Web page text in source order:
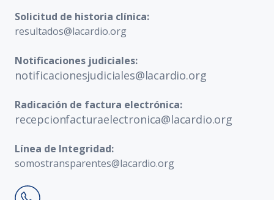
Solicitud de historia clínica:
resultados@lacardio.org
Notificaciones judiciales:
notificacionesjudiciales@lacardio.org
Radicación de factura electrónica:
recepcionfacturaelectronica@lacardio.org
Línea de Integridad:
somostransparentes@lacardio.org